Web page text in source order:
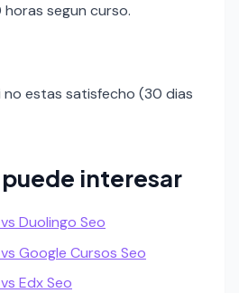
horas segun curso.
no estas satisfecho (30 dias
interesar
Duolingo Seo
Google Cursos Seo
Edx Seo